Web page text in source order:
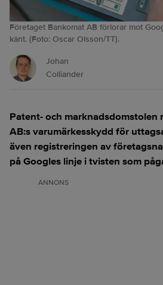
Företaget Bankomat AB förlorar mot
känt. (Foto: Oscar Olsson/TT).
Johan
Colliander
Patent- och marknadsdomstolen
AB:s varumärkesskydd för
även registreringen av
på Googles linje i tvisten som
ANNONS